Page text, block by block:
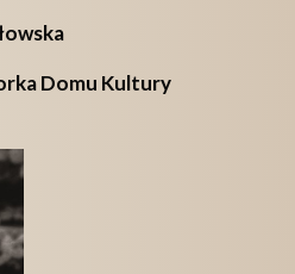
Domu Kultury